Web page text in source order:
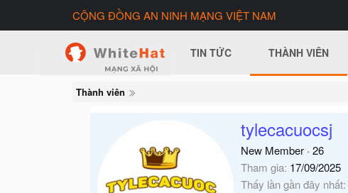
CỘNG ĐỒNG AN NINH MẠNG VIỆT NAM
TIN TỨC THÀNH VIÊN
Thành viên
tylecacuocsj
New Member · 26
Tham gia 17/09/2025
Thấy lần gần đây nhất